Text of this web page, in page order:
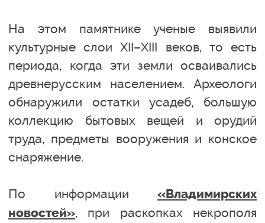
На этом памятнике ученые выявили
культурные слои XII–XIII веков, то есть
периода, когда эти земли осваивались
древнерусским населением. Археологи
обнаружили остатки усадеб, большую
коллекцию бытовых вещей и орудий
труда, предметы вооружения и конское
снаряжение.
По информации «Владимирских
новостей», при раскопках некрополя